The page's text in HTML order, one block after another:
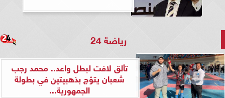
رياضة 24
تألق لافت لبطل واعد.. محمد رجب
شعبان يتوّج بذهبيتين في بطولة
الجمهورية...